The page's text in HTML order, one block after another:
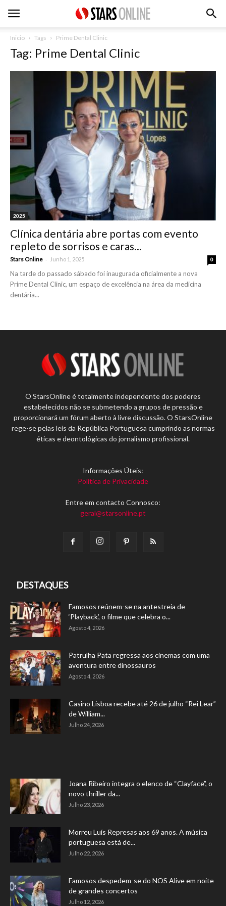
Inicio Tags Prime Dental Clinic
Tag: Prime Dental Clinic
2025
Clínica dentária abre portas com evento
repleto de sorrisos e caras...
Stars Online - Junho 1, 2025 0
Na tarde do passado sábado foi inaugurada oficialmente a nova
Prime Dental Clinic, um espaço de excelência na área da medicina
dentária...
O StarsOnline é totalmente independente dos poderes
estabelecidos não se submetendo a grupos de pressão e
proporcionará um fórum aberto à livre discussão. O StarsOnline
rege-se pelas leis da República Portuguesa cumprindo as normas
éticas e deontológicas do jornalismo profissional.
Informações Úteis:
Política de Privacidade
Entre em contacto Connosco:
geral@starsonline.pt
DESTAQUES
Famosos reúnem-se na antestreia de
‘Playback’, o filme que celebra o...
Agosto 4, 2026
Patrulha Pata regressa aos cinemas com uma
aventura entre dinossauros
Agosto 4, 2026
Casino Lisboa recebe até 26 de julho “Rei Lear”
de William...
Julho 24, 2026
Joana Ribeiro integra o elenco de “Clayface”, o
novo thriller da...
Julho 23, 2026
Morreu Luís Represas aos 69 anos. A música
portuguesa está de...
Julho 22, 2026
Famosos despedem-se do NOS Alive em noite
de grandes concertos
Julho 12, 2026